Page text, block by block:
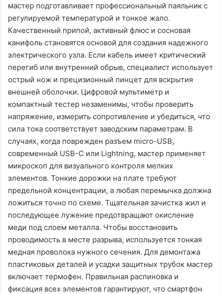
мастер подготавливает профессиональный паяльник с
регулируемой температурой и тонкое жало.
Качественный припой, активный флюс и сосновая
канифоль становятся основой для создания надежного
электрического узла. Если кабель имеет критический
перегиб или внутренний обрыв, специалист использует
острый нож и прецизионный пинцет для вскрытия
внешней оболочки. Цифровой мультиметр и
компактный тестер незаменимы, чтобы проверить
напряжение, измерить сопротивление и убедиться, что
сила тока соответствует заводским параметрам. В
случаях, когда поврежден разъем micro-USB,
современный USB-C или Lightning, мастер применяет
микроскоп для визуального контроля мелких
элементов. Тонкие дорожки на плате требуют
предельной концентрации, а любая перемычка должна
ложиться точно по схеме. Тщательная зачистка жил и
последующее лужение предотвращают окисление
меди под слоем металла. Чтобы восстановить
проводимость в месте разрыва, используется тонкая
медная проволока нужного сечения. Для демонтажа
пластиковых деталей и усадки защитных трубок мастер
включает термофен. Правильная распиновка и
фиксация всех элементов гарантируют, что смартфон